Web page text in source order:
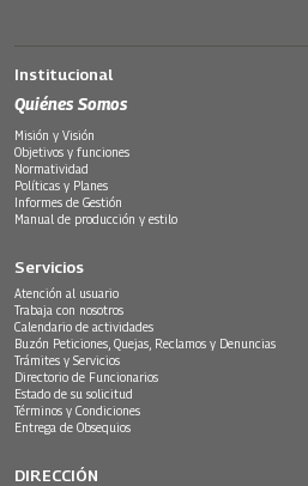
Institucional
Quiénes Somos
Misión y Visión
Objetivos y funciones
Normatividad
Políticas y Planes
Informes de Gestión
Manual de producción y estilo
Servicios
Atención al usuario
Trabaja con nosotros
Calendario de actividades
Buzón Peticiones, Quejas, Reclamos y Denuncias
Trámites y Servicios
Directorio de Funcionarios
Estado de su solicitud
Términos y Condiciones
Entrega de Obsequios
DIRECCIÓN